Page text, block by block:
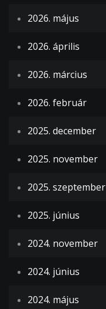
2026. május
2026. április
2026. március
2026. február
2025. december
2025. november
2025. szeptember
2025. június
2024. november
2024. június
2024. május